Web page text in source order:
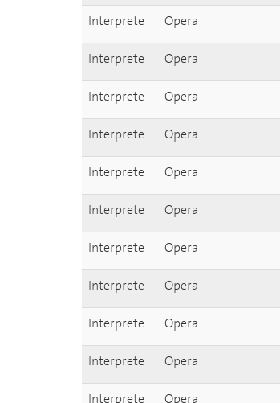
Interprete Opera
Interprete Opera
Interprete Opera
Interprete Opera
Interprete Opera
Interprete Opera
Interprete Opera
Interprete Opera
Interprete Opera
Interprete Opera
Interprete Opera